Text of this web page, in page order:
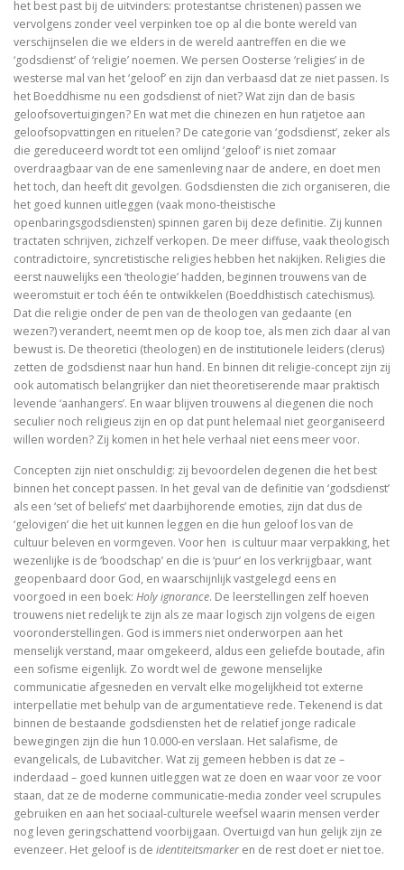
De vrouwen van de profeet
Oidipous en Antigone. Drie tragedies.
A New Science. The discovery of Religion
The Christians who became Jews. Acts of the
Heilige gezangen
Waarover men niet spreekt
Identiteit
Over god
The changing faces of Jesus
Adrianus VI (1459-1523). De tragische paus uit de
Toen onze wereld christelijk werd
De Arminiaanse vredeskerk. Redevoeringen van
Het verloren koninkrijk
Herinneringen aan Socrates
Wakend over God
Martin Luther
Luther en ‘zijn Joden’
Brand Luther / Het merk ‘Luther’
het best past bij de uitvinders: protestantse christenen) passen we
vervolgens zonder veel verpinken toe op al die bonte wereld van
verschijnselen die we elders in de wereld aantreffen en die we
‘godsdienst’ of ‘religie’ noemen. We persen Oosterse ‘religies’ in de
westerse mal van het ‘geloof’ en zijn dan verbaasd dat ze niet passen. Is
het Boeddhisme nu een godsdienst of niet? Wat zijn dan de basis
geloofsovertuigingen? En wat met die chinezen en hun ratjetoe aan
geloofsopvattingen en rituelen? De categorie van ‘godsdienst’, zeker als
die gereduceerd wordt tot een omlijnd ‘geloof’ is niet zomaar
overdraagbaar van de ene samenleving naar de andere, en doet men
het toch, dan heeft dit gevolgen. Godsdiensten die zich organiseren, die
het goed kunnen uitleggen (vaak mono-theistische
openbaringsgodsdiensten) spinnen garen bij deze definitie. Zij kunnen
tractaten schrijven, zichzelf verkopen. De meer diffuse, vaak theologisch
contradictoire, syncretistische religies hebben het nakijken. Religies die
eerst nauwelijks een ‘theologie’ hadden, beginnen trouwens van de
weeromstuit er toch één te ontwikkelen (Boeddhistisch catechismus).
Dat die religie onder de pen van de theologen van gedaante (en
wezen?) verandert, neemt men op de koop toe, als men zich daar al van
bewust is. De theoretici (theologen) en de institutionele leiders (clerus)
zetten de godsdienst naar hun hand. En binnen dit religie-concept zijn zij
ook automatisch belangrijker dan niet theoretiserende maar praktisch
levende ‘aanhangers’. En waar blijven trouwens al diegenen die noch
seculier noch religieus zijn en op dat punt helemaal niet georganiseerd
willen worden? Zij komen in het hele verhaal niet eens meer voor.
Concepten zijn niet onschuldig: zij bevoordelen degenen die het best
binnen het concept passen. In het geval van de definitie van ‘godsdienst’
als een ‘set of beliefs’ met daarbijhorende emoties, zijn dat dus de
‘gelovigen’ die het uit kunnen leggen en die hun geloof los van de
cultuur beleven en vormgeven. Voor hen is cultuur maar verpakking, het
wezenlijke is de ‘boodschap’ en die is ‘puur’ en los verkrijgbaar, want
geopenbaard door God, en waarschijnlijk vastgelegd eens en
voorgoed in een boek: Holy ignorance. De leerstellingen zelf hoeven
trouwens niet redelijk te zijn als ze maar logisch zijn volgens de eigen
vooronderstellingen. God is immers niet onderworpen aan het
menselijk verstand, maar omgekeerd, aldus een geliefde boutade, afin
een sofisme eigenlijk. Zo wordt wel de gewone menselijke
communicatie afgesneden en vervalt elke mogelijkheid tot externe
interpellatie met behulp van de argumentatieve rede. Tekenend is dat
binnen de bestaande godsdiensten het de relatief jonge radicale
bewegingen zijn die hun 10.000-en verslaan. Het salafisme, de
evangelicals, de Lubavitcher. Wat zij gemeen hebben is dat ze –
inderdaad – goed kunnen uitleggen wat ze doen en waar voor ze voor
staan, dat ze de moderne communicatie-media zonder veel scrupules
gebruiken en aan het sociaal-culturele weefsel waarin mensen verder
nog leven geringschattend voorbijgaan. Overtuigd van hun gelijk zijn ze
evenzeer. Het geloof is de identiteitsmarker en de rest doet er niet toe.